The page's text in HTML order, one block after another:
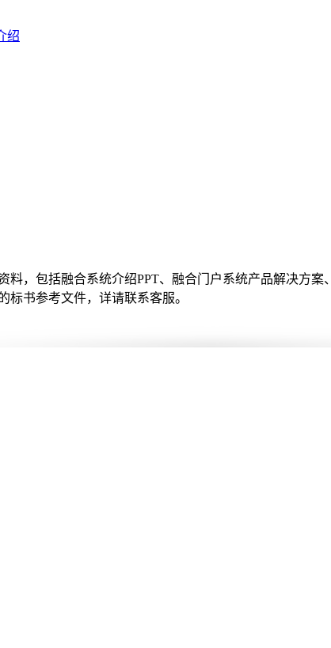
绍
，包括融合系统介绍PPT、融合门户系统产品解决方案、
标书参考文件，详请联系客服。